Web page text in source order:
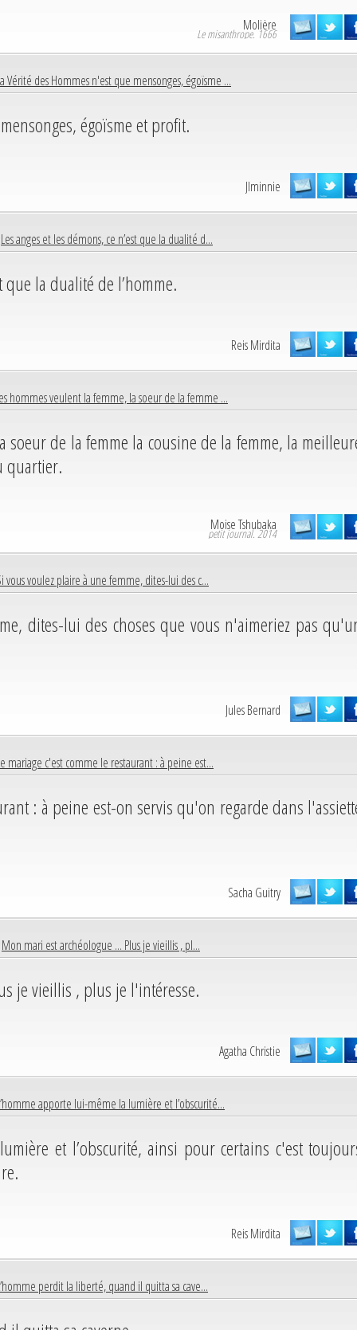
Molière
Le misanthrope. 1666
Vérité des Hommes n'est que mensonges, égoïsme ...
égoïsme et profit.
JIminnie
Les anges et les démons, ce n’est que la dualité d...
que la dualité de l’homme.
Reis Mirdita
hommes veulent la femme, la soeur de la femme ...
soeur de la femme la cousine de la femme, la
quartier.
Moise Tshubaka
petit journal. 2014
vous voulez plaire à une femme, dites-lui des c...
dites-lui des choses que vous n'aimeriez pas
Jules Bernard
mariage c'est comme le restaurant : à peine est...
: à peine est-on servis qu'on regarde dans
Sacha Guitry
Mon mari est archéologue ... Plus je vieillis , pl...
je vieillis , plus je l'intéresse.
Agatha Christie
apporte lui-même la lumière et l’obscurité...
et l’obscurité, ainsi pour certains c'est
Reis Mirdita
perdit la liberté, quand il quitta sa cave...